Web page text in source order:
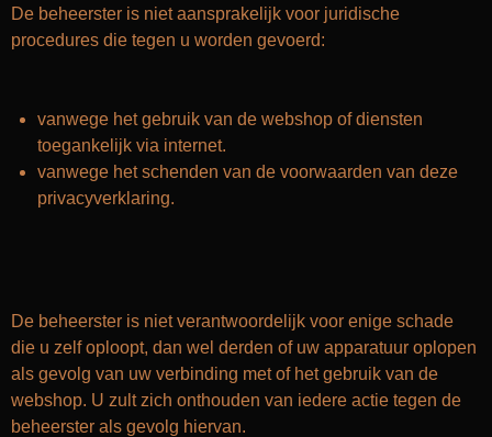
De beheerster is niet aansprakelijk voor juridische
procedures die tegen u worden gevoerd:
vanwege het gebruik van de webshop of diensten
toegankelijk via internet.
vanwege het schenden van de voorwaarden van deze
privacyverklaring.
De beheerster is niet verantwoordelijk voor enige schade
die u zelf oploopt, dan wel derden of uw apparatuur oplopen
als gevolg van uw verbinding met of het gebruik van de
webshop. U zult zich onthouden van iedere actie tegen de
beheerster als gevolg hiervan.